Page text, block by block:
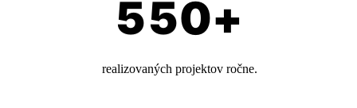
realizovaných projektov ročne.